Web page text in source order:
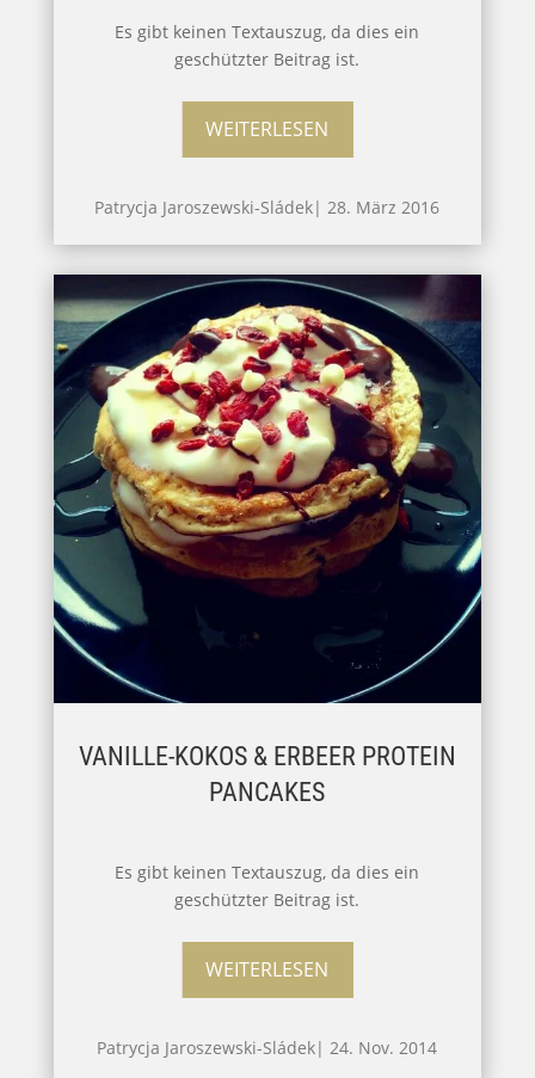
Es gibt keinen Textauszug, da dies ein
geschützter Beitrag ist.
WEITERLESEN
Patrycja Jaroszewski-Sládek|28. März 2016
VANILLE-KOKOS & ERBEER PROTEIN
PANCAKES
Es gibt keinen Textauszug, da dies ein
geschützter Beitrag ist.
WEITERLESEN
Patrycja Jaroszewski-Sládek| 24. Nov. 2014